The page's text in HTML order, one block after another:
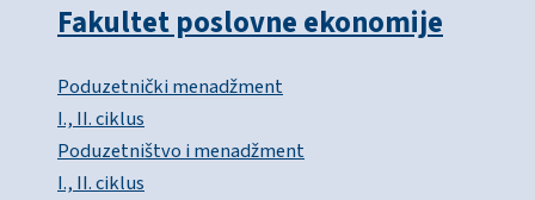
Fakultet poslovne ekonomije
Poduzetnički menadžment
I., II. ciklus
Poduzetništvo i menadžment
I., II. ciklus